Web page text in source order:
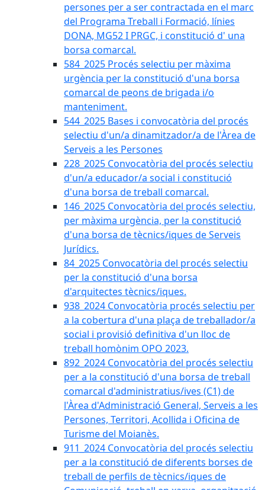
persones per a ser contractada en el marc
del Programa Treball i Formació, línies
DONA, MG52 I PRGC, i constitució d' una
borsa comarcal.
584_2025 Procés selectiu per màxima
urgència per la constitució d'una borsa
comarcal de peons de brigada i/o
manteniment.
544_2025 Bases i convocatòria del procés
selectiu d'un/a dinamitzador/a de l'Àrea de
Serveis a les Persones
228_2025 Convocatòria del procés selectiu
d'un/a educador/a social i constitució
d'una borsa de treball comarcal.
146_2025 Convocatòria del procés selectiu,
per màxima urgència, per la constitució
d'una borsa de tècnics/iques de Serveis
Jurídics.
84_2025 Convocatòria del procés selectiu
per la constitució d'una borsa
d'arquitectes tècnics/iques.
938_2024 Convocatòria procés selectiu per
a la cobertura d'una plaça de treballador/a
social i provisió definitiva d'un lloc de
treball homònim OPO 2023.
892_2024 Convocatòria del procés selectiu
per a la constitució d'una borsa de treball
comarcal d'administratius/ives (C1) de
l'Àrea d'Administració General, Serveis a les
Persones, Territori, Acollida i Oficina de
Turisme del Moianès.
911_2024 Convocatòria del procés selectiu
per a la constitució de diferents borses de
treball de perfils de tècnics/iques de